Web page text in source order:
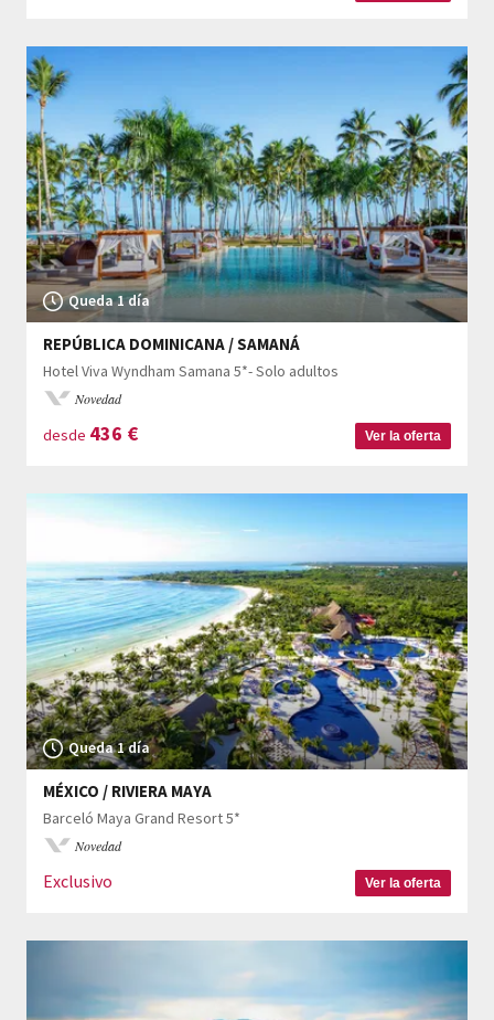
Queda 1 día
REPÚBLICA DOMINICANA / SAMANÁ
Hotel Viva Wyndham Samana 5*- Solo adultos
Novedad
desde 436 € Ver la oferta
Queda 1 día
MÉXICO / RIVIERA MAYA
Barceló Maya Grand Resort 5*
Novedad
Exclusivo Ver la oferta